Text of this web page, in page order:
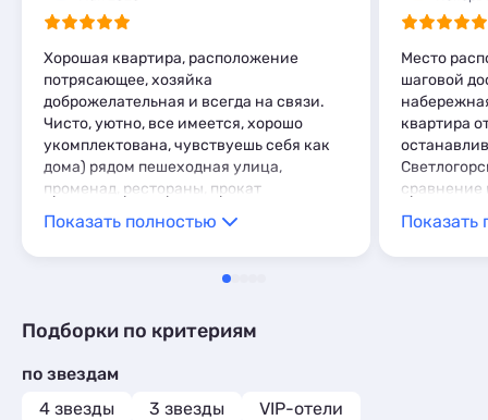
Хорошая квартира, расположение
потрясающее, хозяйка
доброжелательная и всегда на связи.
Чисто, уютно, все имеется, хорошо
укомплектована, чувствуешь себя как
дома) рядом пешеходная улица,
променад, рестораны, прокат
велосипедов, жд.
Показать полностью
Место
шаговой
квартира
сравнение
семьи
всегда в
если не
Показать
Подборки по критериям
по звездам
4 звезды
3 звезды
VIP-отели